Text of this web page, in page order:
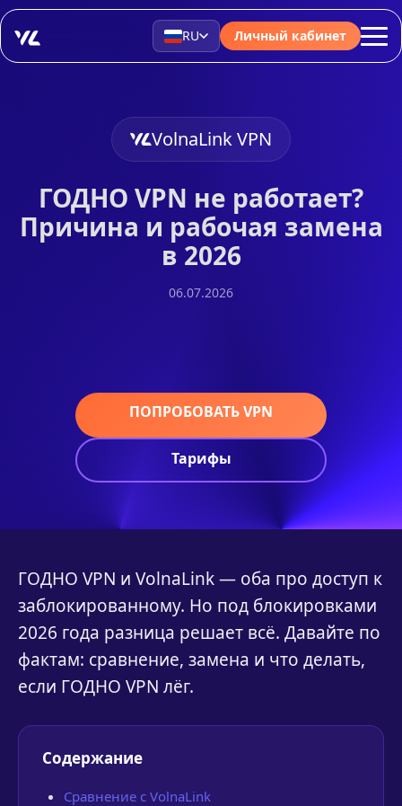
RU Личный кабинет
VolnaLink VPN
ГОДНО VPN не работает?
Причина и рабочая замена
в 2026
06.07.2026
ПОПРОБОВАТЬ VPN
Тарифы
ГОДНО VPN и VolnaLink — оба про доступ к
заблокированному. Но под блокировками
2026 года разница решает всё. Давайте по
фактам: сравнение, замена и что делать,
если ГОДНО VPN лёг.
Содержание
Сравнение с VolnaLink